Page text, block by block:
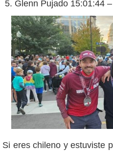
Glenn Pujado 15:01:44
Si eres chileno y estuviste